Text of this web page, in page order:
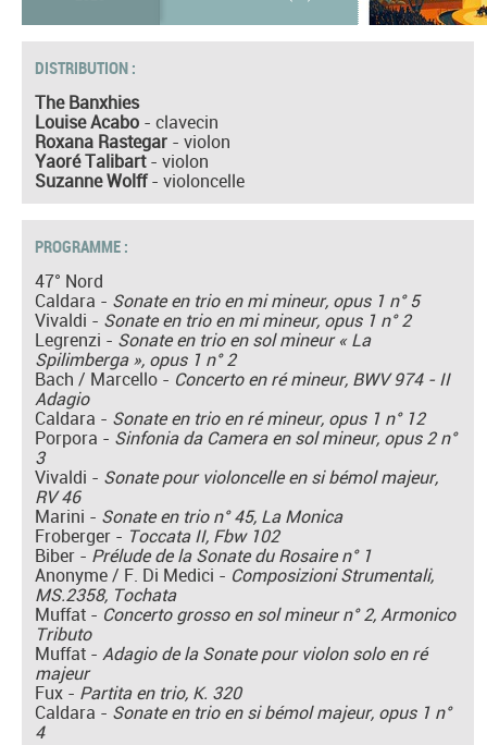
DISTRIBUTION :
The Banxhies
Louise Acabo - clavecin
Roxana Rastegar - violon
Yaoré Talibart- violon
Suzanne Wolff- violoncelle
PROGRAMME :
47° Nord
Caldara - Sonate en trio en mi mineur, opus 1 n° 5
Vivaldi - Sonate en trio en mi mineur, opus 1 n° 2
Legrenzi - Sonate en trio en sol mineur « La
Spilimberga », opus 1 n° 2
Bach / Marcello - Concerto en ré mineur, BWV 974 - II
Adagio
Caldara - Sonate en trio en ré mineur, opus 1 n° 12
Porpora - Sinfonia da Camera en sol mineur, opus 2 n°
3
Vivaldi - Sonate pour violoncelle en si bémol majeur,
RV 46
Marini - Sonate en trio n° 45, La Monica
Froberger - Toccata II, Fbw 102
Biber - Prélude de la Sonate du Rosaire n° 1
Anonyme / F. Di Medici - Composizioni Strumentali,
MS.2358, Tochata
Muffat - Concerto grosso en sol mineur n° 2, Armonico
Tributo
Muffat - Adagio de la Sonate pour violon solo en ré
majeur
Fux - Partita en trio, K. 320
Caldara - Sonate en trio en si bémol majeur, opus 1 n°
4